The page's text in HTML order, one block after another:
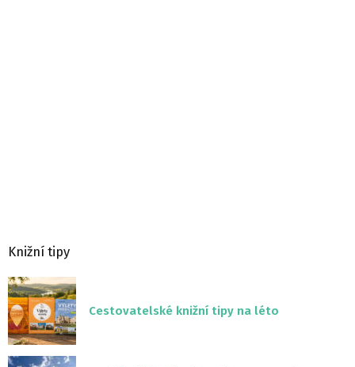
Knižní tipy
Cestovatelské knižní tipy na léto